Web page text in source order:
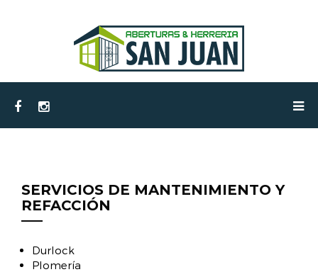
SERVICIOS DE MANTENIMIENTO Y
REFACCIÓN
Durlock
Plomería